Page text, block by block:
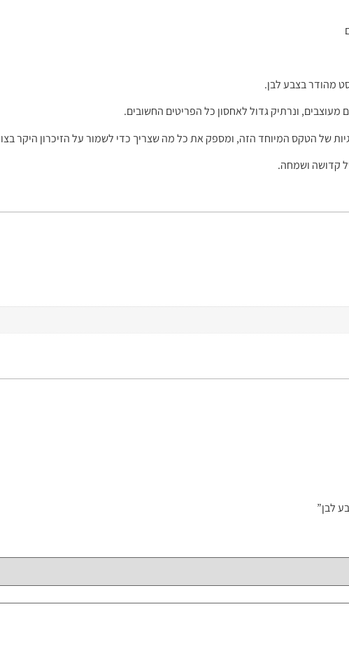
מהודר בצבע לבן.
ונרתיק גדול לאחסון כל הפריטים החשובים.
של הטקס המיוחד הזה, ומספק את כל מה שצריך כדי לשמור על הזיכרון היקר
קדושה ושמחה.
לבן”